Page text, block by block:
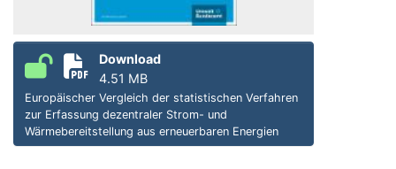
Download
4.51 MB
Europäischer Vergleich der statistischen Verfahren
zur Erfassung dezentraler Strom- und
Wärmebereitstellung aus erneuerbaren Energien